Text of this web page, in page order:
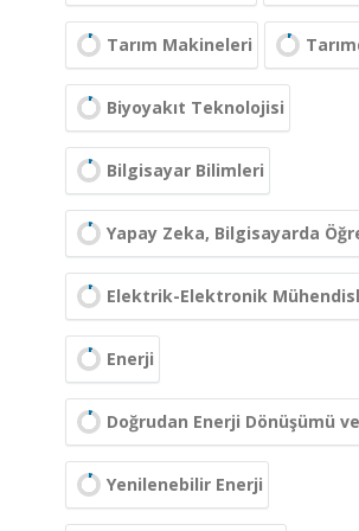
Tarım Makineleri
Biyoyakıt Teknolojisi
Bilgisayar Bilimleri
Yapay Zeka, Bilgisayarda
Elektrik-Elektronik
Enerji
Doğrudan Enerji Dönüşümü
Yenilenebilir Enerji